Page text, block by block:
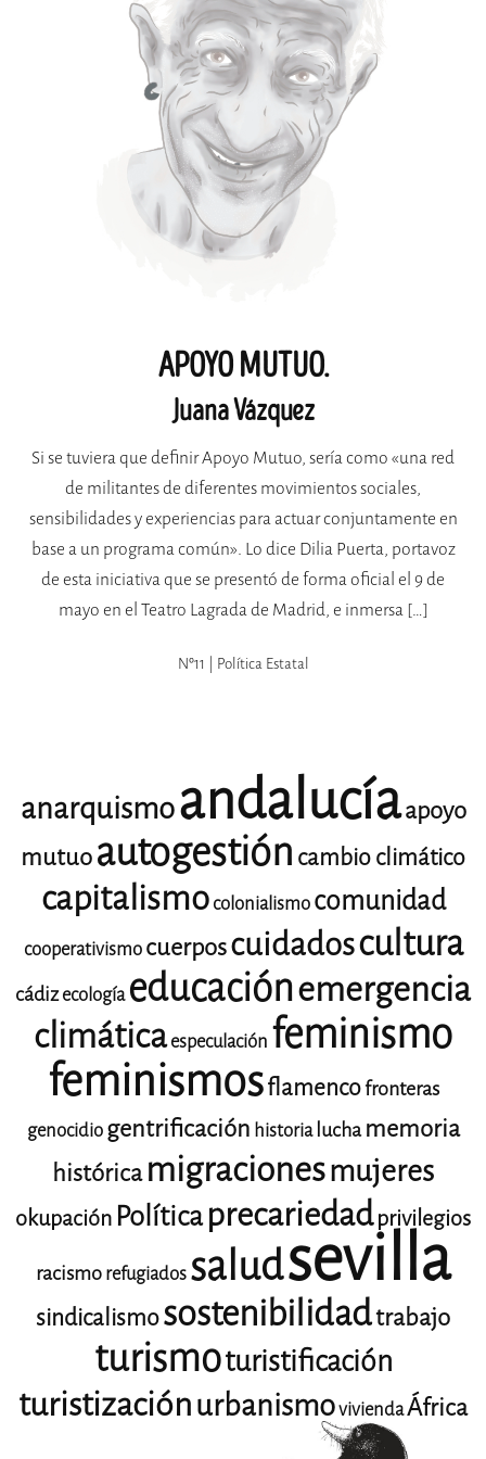
APOYO MUTUO.
Juana Vázquez
Si se tuviera que definir Apoyo Mutuo, sería como «una red
de militantes de diferentes movimientos sociales,
sensibilidades y experiencias para actuar conjuntamente en
base a un programa común». Lo dice Dilia Puerta, portavoz
de esta iniciativa que se presentó de forma oficial el 9 de
mayo en el Teatro Lagrada de Madrid, e inmersa […]
Nº11 | Política Estatal
anarquismoandalucíaapoyo
mutuoautogestión cambio climático
capitalismocolonialismocomunidad
cooperativismocuerposcuidadoscultura
cádizecología educaciónemergencia
climáticaespeculación feminismo
feminismosflamencofronteras
genocidiogentrificación historia lucha memoria
histórica migracionesmujeres
okupaciónPolíticaprecariedadprivilegios
racismorefugiadossaludsevilla
sindicalismosostenibilidadtrabajo
turismoturistificación
turistizaciónurbanismoviviendaÁfrica